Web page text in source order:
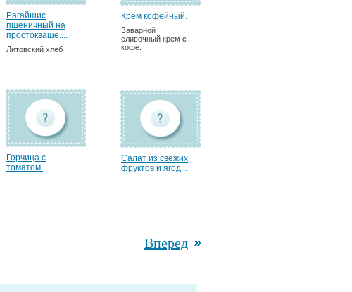
Рагайшис
пшеничный на
простокваше....
Литовский хлеб
Крем кофейный.
Заварной
сливочный крем с
кофе.
Горчица с
томатом.
Салат из свежих
фруктов и ягод...
Вперед